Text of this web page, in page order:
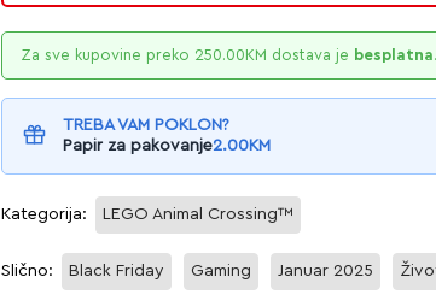
Za sve kupovine preko 250.00KM dostava je besplatna.
TREBA VAM POKLON?
Papir za pakovanje2.00KM
Kategorija: LEGO Animal Crossing™
Slično: Black Friday Gaming Januar 2025